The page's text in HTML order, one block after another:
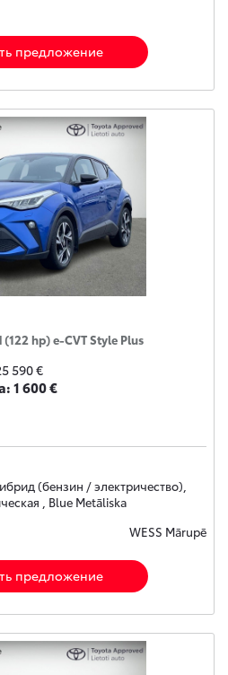
предложение
hp) e-CVT Style Plus
590 €
1 600 €
(бензин / электричество),
, Blue Metāliska
WESS Mārupē
предложение